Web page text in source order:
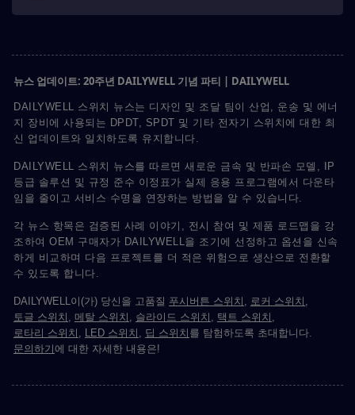
뉴스 업데이트: 20주년 DAILYWELL 기념 파티 | DAILYWELL
DAILYWELL 스위치 뉴스는 디자인 및 조달 팀이 산업, 운송 및 에너
지 장비에 사용되는 DPDT, SPDT 및 기타 전자기 스위치에 대한 최
신 업데이트와 일치하도록 유지합니다.
DAILYWELL 스위치 뉴스를 따르면 새로운 금속 및 반파손 모델, IP
등급 솔루션 및 규정 준수 이정표가 실제 응용 프로그램에서 다운타
임을 줄이고 서비스 수명을 연장하는 방법을 알 수 있습니다.
각 뉴스 항목은 검증된 사례 이야기, 전시 참여 및 제품 로드맵을 강
조하여 OEM 구매자가 DAILYWELL을 조기에 선정하고 옵션을 신속
하게 비교하며 다음 프로젝트를 더 적은 위험으로 생산으로 전환할
수 있도록 합니다.
DAILYWELL이(가) 당신을 고품질 푸시버튼 스위치 로커 스위치
토글 스위치
메탈 스위치 슬라이드 스위치 택트 스위치
로타리 스위치
LED 스위치 딥 스위치 를 탐험하도록 초대합니다.
문의하기에 대한 자세한 내용은!